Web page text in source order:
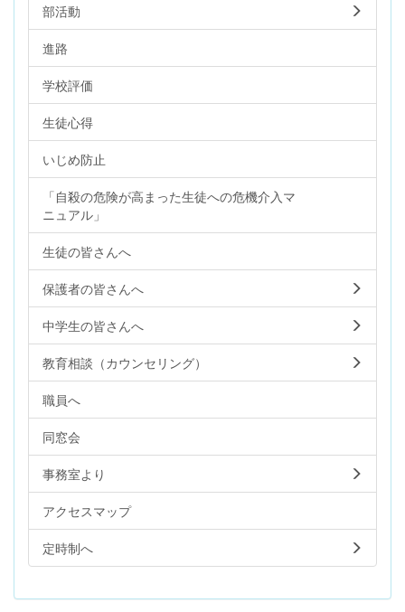
部活動
進路
学校評価
生徒心得
いじめ防止
「自殺の危険が高まった生徒への危機介入マ
ニュアル」
生徒の皆さんへ
保護者の皆さんへ
中学生の皆さんへ
教育相談（カウンセリング）
職員へ
同窓会
事務室より
アクセスマップ
定時制へ